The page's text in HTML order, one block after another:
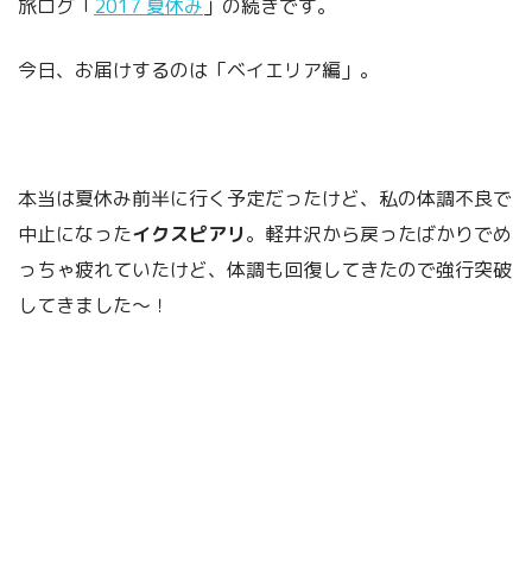
旅ログ「2017 夏休み 」の続きです。
今日、お届けするのは「ベイエリア編」。
本当は夏休み前半に行く予定だったけど、私の体調不良で
中止になったイクスピアリ。軽井沢から戻ったばかりでめ
っちゃ疲れていたけど、体調も回復してきたので強行突破
してきました～！